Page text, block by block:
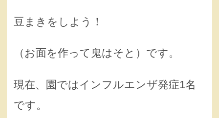
豆まきをしよう！
（お面を作って鬼はそと）です。
現在、園ではインフルエンザ発症1名
です。